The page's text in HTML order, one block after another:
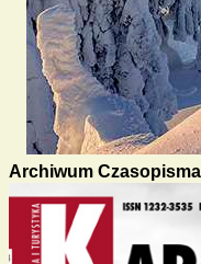
Archiwum Czasopisma